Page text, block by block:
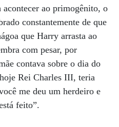
acontecer ao primogênito, o
constantemente de que
que Harry arrasta ao
com pesar, por
contava sobre o dia do
Rei Charles III, teria
me deu um herdeiro e
feito”.